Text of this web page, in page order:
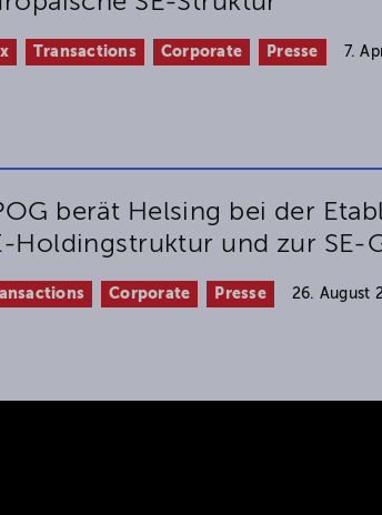
Transactions Corporate Presse 7.
berät Helsing bei der
Holdingstruktur und zur SE-
Corporate Presse 26. August